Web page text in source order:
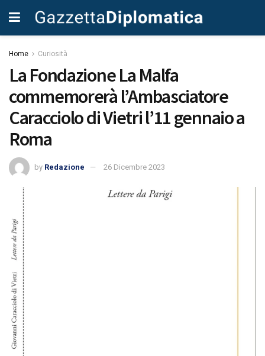
Home Curiosità
La Fondazione La Malfa
commemorerà l’Ambasciatore
Caracciolo di Vietri l’11 gennaio a
Roma
by Redazione 26 Dicembre 2023